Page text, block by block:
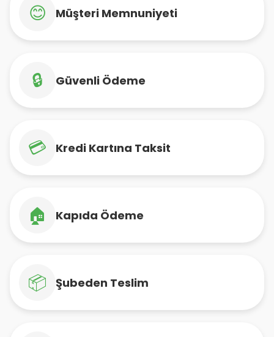
😊 Müşteri Memnuniyeti
🔒 Güvenli Ödeme
💳 Kredi Kartına Taksit
🏠 Kapıda Ödeme
📦 Şubeden Teslim